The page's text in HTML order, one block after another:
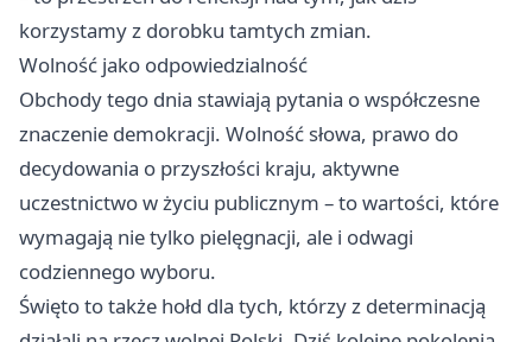
korzystamy z dorobku tamtych zmian.
Wolność jako odpowiedzialność
Obchody tego dnia stawiają pytania o współczesne
znaczenie demokracji. Wolność słowa, prawo do
decydowania o przyszłości kraju, aktywne
uczestnictwo w życiu publicznym – to wartości, które
wymagają nie tylko pielęgnacji, ale i odwagi
codziennego wyboru.
Święto to także hołd dla tych, którzy z determinacją